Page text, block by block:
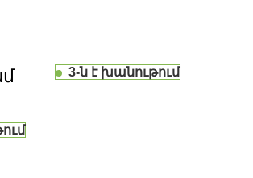
3-ն է խանութում